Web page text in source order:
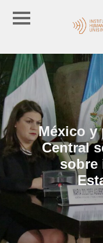
México y
Central
sobre